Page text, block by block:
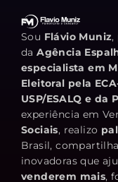
Sou Flávio Muniz,
daAgência
especialista em
Eleitoral pela
USP/ESALQ e da
experiência em
Sociais, realizo
Brasil,
inovadoras que
venderem mais,